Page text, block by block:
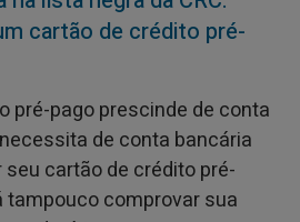
cartão de crédito pré-
pré-pago prescinde de conta
de conta bancária
cartão de crédito pré-
tampouco comprovar sua